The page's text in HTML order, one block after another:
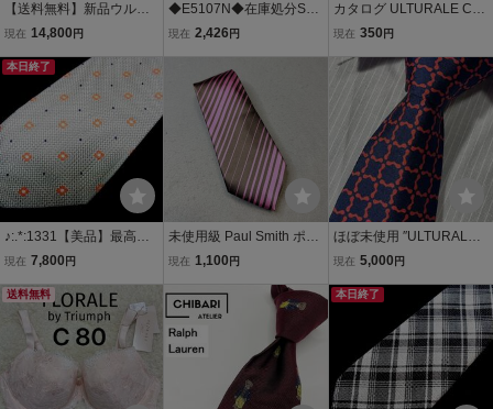
【送料無料】新品ウルト
ゥラーレ（ULTURALE）
タイ タイ（銀：シルバ
ー） ナポリ
現在 14,800 円
◆E5107N◆在庫処分SAL
E◆最高級ウルトゥラーレ
ale】ネクタイ
現在 2,426 円
カタログ ULTURALE CR
AVATTE(ウルトゥラーレ
タイ テキストイタリア語
現在 350 円
本日終了
♪:.*:1331【美品】最高級
ウルトゥラーレ【Ultural
現在 7,800 円
未使用級 Paul Smith ポー
ルスミス シルク100 ネク
タル ピンク ブラウン ビジ
ネス フォーマル レギュラ
ータイ
現在 1,100 円
ほぼ未使用 ″ULTURALE
NAPOLI″ ウルトゥラーレ
フォデラータ ブランドネ
クタイ 305291
現在 5,000 円
送料無料 本日終了